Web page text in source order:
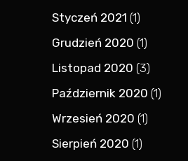
Styczeń 2021 (1)
Grudzień 2020 (1)
Listopad 2020 (3)
Październik 2020 (1)
Wrzesień 2020 (1)
Sierpień 2020 (1)